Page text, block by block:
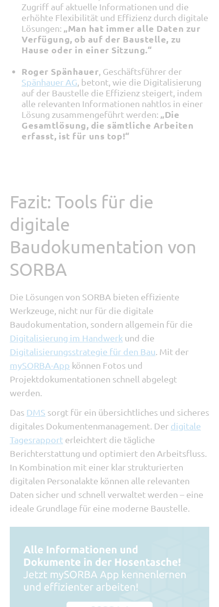
Zugriff auf aktuelle Informationen und die
erhöhte Flexibilität und Effizienz durch digitale
Lösungen: „Man hat immer alle Daten zur
Verfügung, ob auf der Baustelle, zu
Hause oder in einer Sitzung.“
Roger Spänhauer , Geschäftsführer der
Spänhauer AG , betont, wie die Digitalisierung
auf der Baustelle die Effizienz steigert, indem
alle relevanten Informationen nahtlos in einer
Lösung zusammengeführt werden: „Die
Gesamtlösung, die sämtliche Arbeiten
erfasst, ist für uns top!“
Fazit: Tools für die
digitale
Baudokumentation von
SORBA
Die Lösungen von SORBA bieten effiziente
Werkzeuge, nicht nur für die digitale
Baudokumentation, sondern allgemein für die
Digitalisierung im Handwerk und die
Digitalisierungsstrategie für den Bau . Mit der
mySORBA-App können Fotos und
Projektdokumentationen schnell abgelegt
werden.
Das DMS sorgt für ein übersichtliches und sicheres
digitales Dokumentenmanagement. Der digitale
Tagesrapport erleichtert die tägliche
Berichterstattung und optimiert den Arbeitsfluss.
In Kombination mit einer klar strukturierten
digitalen Personalakte können alle relevanten
Daten sicher und schnell verwaltet werden – eine
ideale Grundlage für eine moderne Baustelle.